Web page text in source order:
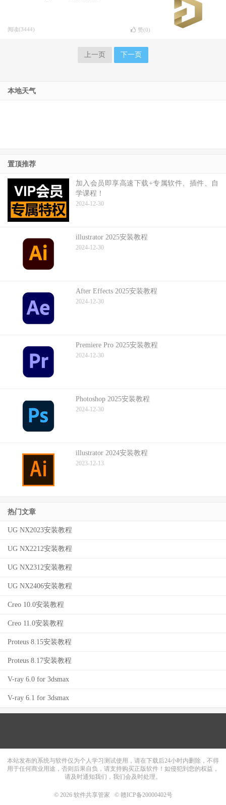
阅读(3444) 赞(0)
上一页 下一页
本地天气
置顶推荐
加入会员即享高速下载+专属软件、插件、自
学课程！
2024-12-30
illustrator 2025安装教程
2024-12-30
After Effects 2025安装教程
2024-12-30
Premiere Pro 2025安装教程
2024-12-30
Photoshop 2025安装教程
2024-12-30
illustrator 2024安装教程
2023-12-13
热门文章
UG NX2023安装教程
UG NX2212安装教程
UG NX2312安装教程
UG NX2406安装教程
Creo 10.0安装教程
Creo 11.0安装教程
Proteus 8.15安装教程
Proteus 8.17安装教程
V-ray 6.0 for 3dsmax
V-ray 6.1 for 3dsmax
本站发布的系统与软件仅为个人学习测试使用，请在下载后24小时内删除，不得
用于任何商业用途，否则后果自负，请支持购买正版软件！如侵犯到您的权益，
请及时通知我们，我们会及时处理。
© 2026 软件共享管家 © 赣ICP备20000402号